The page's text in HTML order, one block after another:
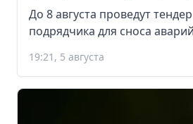
До 8 августа проведут
подрядчика для сноса
19:21, 5 августа